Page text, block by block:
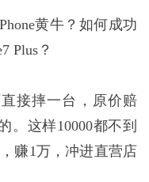
黄牛？如何成功
Plus？
接摔一台，原价赔
。这样10000都不到
赚1万，冲进直营店